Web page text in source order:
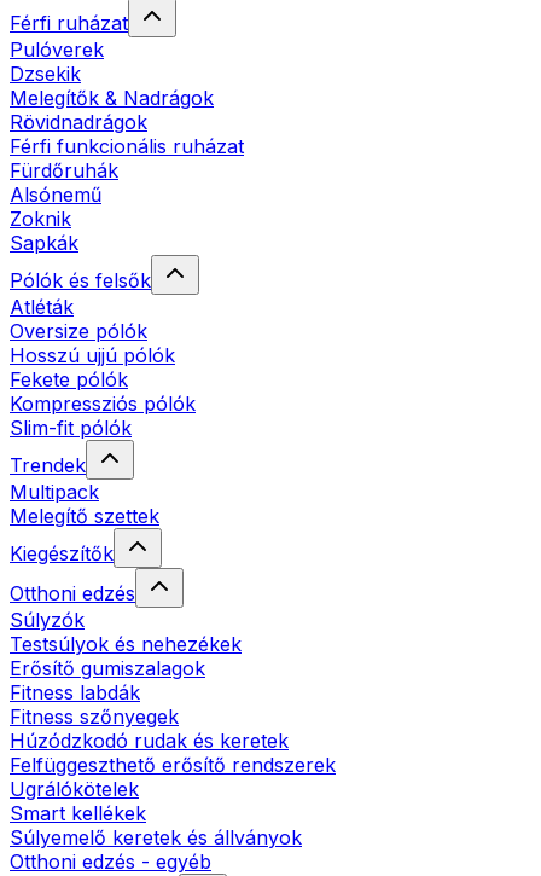
Férfi ruházat
Pulóverek
Dzsekik
Melegítők & Nadrágok
Rövidnadrágok
Férfi funkcionális ruházat
Fürdőruhák
Alsónemű
Zoknik
Sapkák
Pólók és felsők
Atléták
Oversize pólók
Hosszú ujjú pólók
Fekete pólók
Kompressziós pólók
Slim-fit pólók
Trendek
Multipack
Melegítő szettek
Kiegészítők
Otthoni edzés
Súlyzók
Testsúlyok és nehezékek
Erősítő gumiszalagok
Fitness labdák
Fitness szőnyegek
Húzódzkodó rudak és keretek
Felfüggeszthető erősítő rendszerek
Ugrálókötelek
Smart kellékek
Súlyemelő keretek és állványok
Otthoni edzés - egyéb